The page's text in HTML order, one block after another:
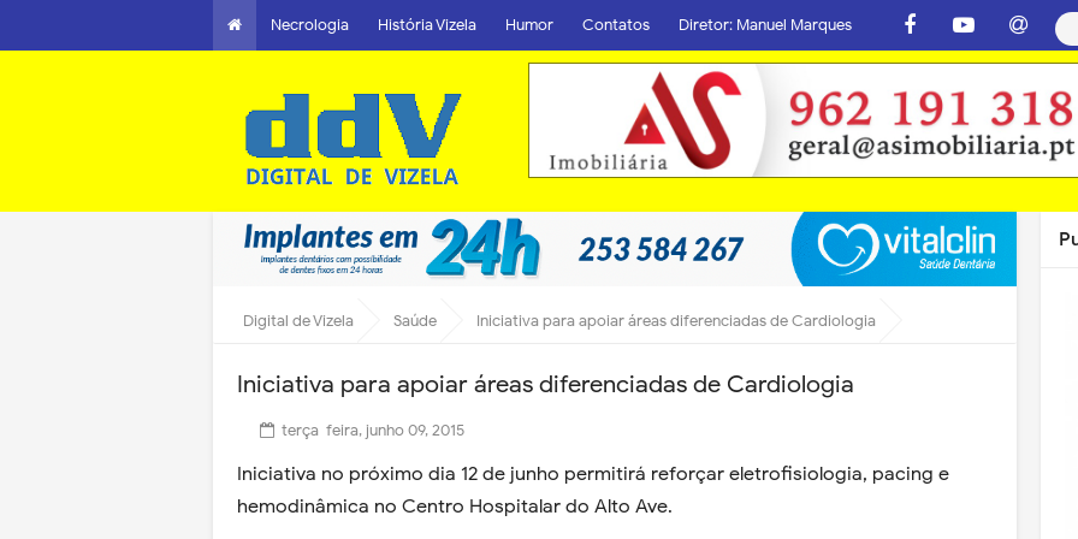
Necrologia História Vizela Humor Contatos Diretor: Manuel Marques
Digital de Vizela Saúde Iniciativa para apoiar áreas diferenciadas de Cardiologia
Iniciativa para apoiar áreas diferenciadas de Cardiologia
terça-feira, junho 09, 2015
Iniciativa no próximo dia 12 de junho permitirá reforçar eletrofisiologia, pacing e
hemodinâmica no Centro Hospitalar do Alto Ave.